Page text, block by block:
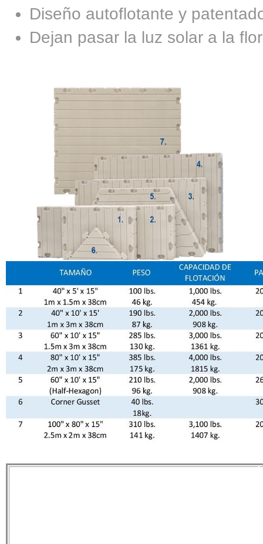
Diseño autoflotante y
Dejan pasar la luz solar a la